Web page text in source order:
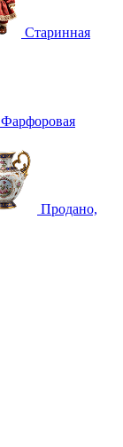
Старинная
Фарфоровая
Продано,